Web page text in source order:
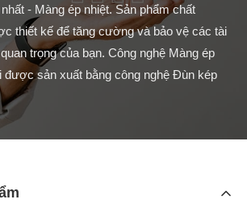
- Màng ép nhiệt. Sản phẩm chất
thiết kế để tăng cường và bảo vệ các tài
trọng của bạn. Công nghệ Màng ép
được sản xuất bằng công nghệ Đùn kép